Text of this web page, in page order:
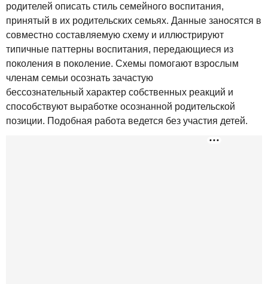
родителей описать стиль семейного воспитания,
принятый в их родительских семьях. Данные заносятся в
совместно составляемую схему и иллюстрируют
типичные паттерны воспитания, передающиеся из
поколения в поколение. Схемы помогают взрослым
членам семьи осознать зачастую
бессознательный характер собственных реакций и
способствуют выработке осознанной родительской
позиции. Подобная работа ведется без участия детей.